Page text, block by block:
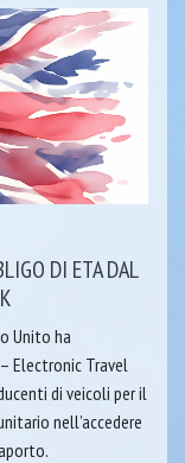
DI ETA DAL
Unito ha
Electronic Travel
di veicoli per il
nell’accedere